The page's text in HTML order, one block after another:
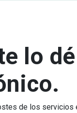
lo
de los servicios